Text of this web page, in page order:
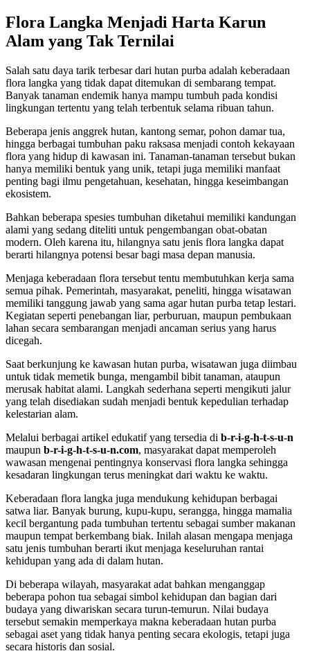
Flora Langka Menjadi Harta Karun
Alam yang Tak Ternilai
Salah satu daya tarik terbesar dari hutan purba adalah keberadaan
flora langka yang tidak dapat ditemukan di sembarang tempat.
Banyak tanaman endemik hanya mampu tumbuh pada kondisi
lingkungan tertentu yang telah terbentuk selama ribuan tahun.
Beberapa jenis anggrek hutan, kantong semar, pohon damar tua,
hingga berbagai tumbuhan paku raksasa menjadi contoh kekayaan
flora yang hidup di kawasan ini. Tanaman-tanaman tersebut bukan
hanya memiliki bentuk yang unik, tetapi juga memiliki manfaat
penting bagi ilmu pengetahuan, kesehatan, hingga keseimbangan
ekosistem.
Bahkan beberapa spesies tumbuhan diketahui memiliki kandungan
alami yang sedang diteliti untuk pengembangan obat-obatan
modern. Oleh karena itu, hilangnya satu jenis flora langka dapat
berarti hilangnya potensi besar bagi masa depan manusia.
Menjaga keberadaan flora tersebut tentu membutuhkan kerja sama
semua pihak. Pemerintah, masyarakat, peneliti, hingga wisatawan
memiliki tanggung jawab yang sama agar hutan purba tetap lestari.
Kegiatan seperti penebangan liar, perburuan, maupun pembukaan
lahan secara sembarangan menjadi ancaman serius yang harus
dicegah.
Saat berkunjung ke kawasan hutan purba, wisatawan juga diimbau
untuk tidak memetik bunga, mengambil bibit tanaman, ataupun
merusak habitat alami. Langkah sederhana seperti mengikuti jalur
yang telah disediakan sudah menjadi bentuk kepedulian terhadap
kelestarian alam.
Melalui berbagai artikel edukatif yang tersedia di b-r-i-g-h-t-s-u-n
maupun b-r-i-g-h-t-s-u-n.com, masyarakat dapat memperoleh
wawasan mengenai pentingnya konservasi flora langka sehingga
kesadaran lingkungan terus meningkat dari waktu ke waktu.
Keberadaan flora langka juga mendukung kehidupan berbagai
satwa liar. Banyak burung, kupu-kupu, serangga, hingga mamalia
kecil bergantung pada tumbuhan tertentu sebagai sumber makanan
maupun tempat berkembang biak. Inilah alasan mengapa menjaga
satu jenis tumbuhan berarti ikut menjaga keseluruhan rantai
kehidupan yang ada di dalam hutan.
Di beberapa wilayah, masyarakat adat bahkan menganggap
beberapa pohon tua sebagai simbol kehidupan dan bagian dari
budaya yang diwariskan secara turun-temurun. Nilai budaya
tersebut semakin memperkaya makna keberadaan hutan purba
sebagai aset yang tidak hanya penting secara ekologis, tetapi juga
secara historis dan sosial.